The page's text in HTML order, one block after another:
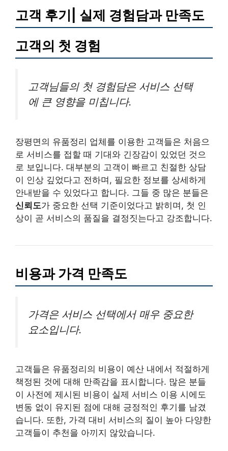
고객 후기| 실제 경험담과 만족도
고객의 첫 경험
고객님들의 첫 경험담은 서비스 선택
에 큰 영향을 미칩니다.
장평면의 유품정리 업체를 이용한 고객들은 처음으
로 서비스를 접할 때 기대와 긴장감이 있었던 것으
로 보입니다. 대부분의 고객이 빠르고 친절한 상담
이 인상 깊었다고 전하며, 필요한 정보를 상세하게
안내받을 수 있었다고 합니다. 그들 중 많은 분들은
신뢰도가 중요한 선택 기준이었다고 밝히며, 첫 인
상이 곧 서비스의 품질을 결정짓는다고 강조합니다.
비용과 가격 만족도
가격은 서비스 선택에서 매우 중요한
요소입니다.
고객들은 유품정리의 비용이 예산 내에서 적절하게
책정된 것에 대해 만족감을 표시합니다. 많은 분들
이 사전에 제시된 비용이 실제 서비스 이용 시에도
변동 없이 유지된 점에 대해 긍정적인 후기를 남겼
습니다. 또한, 가격 대비 서비스의 질이 높아 다양한
고객들이 추천을 아끼지 않았습니다.